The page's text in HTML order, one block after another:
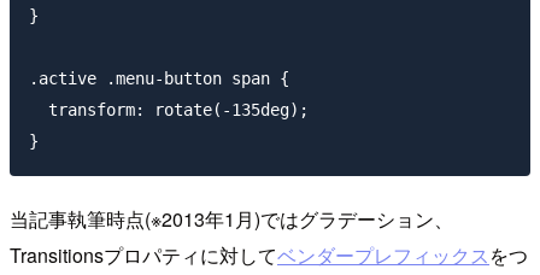
}
.active .menu-button span {
  transform: rotate(-135deg);
当記事執筆時点(※2013年1月)ではグラデーション、
Transitionsプロパティに対してベンダープレフィックスをつ